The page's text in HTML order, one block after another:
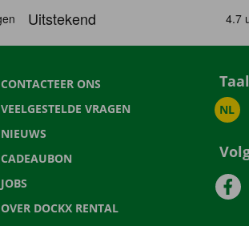
CONTACTEER ONS
VEELGESTELDE VRAGEN
NIEUWS
CADEAUBON
JOBS
OVER DOCKX RENTAL
NL